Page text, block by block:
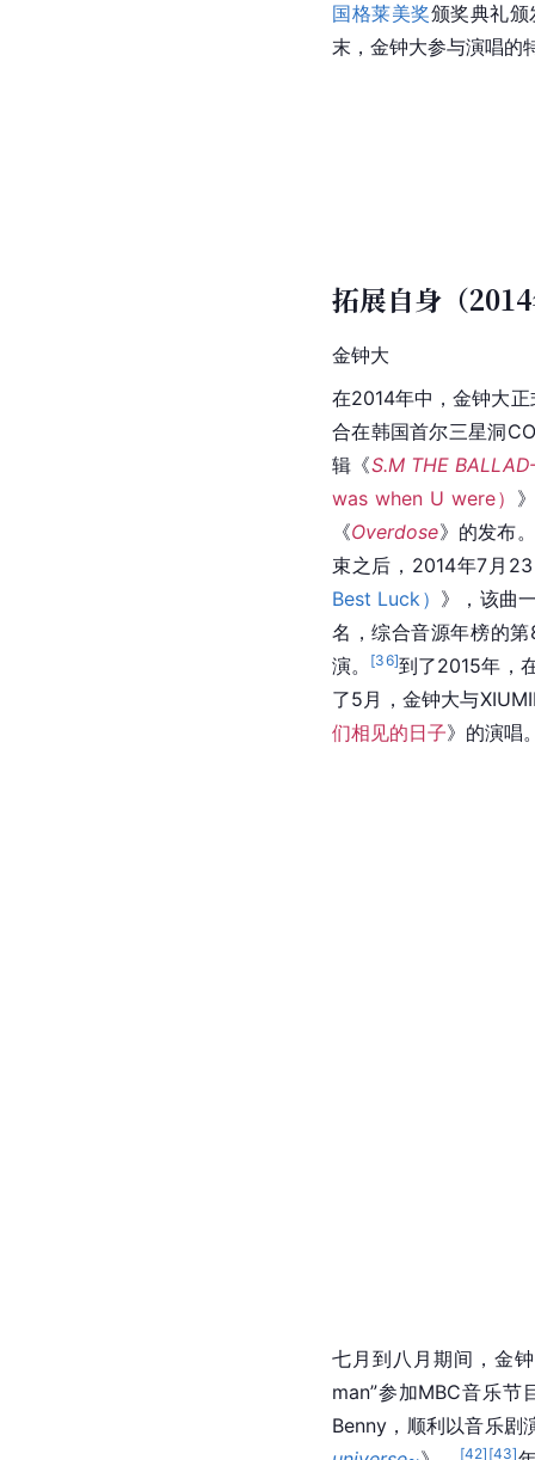
国格莱美奖颁奖典礼
末，金钟大参与演唱的
拓展自身（
金钟大
在2014年中，金钟大正
合在韩国首尔三星洞
辑《S.M THE
was when U were）
《Overdose》的发布
束之后，2014年7月
Best Luck） 》，该曲
名，综合音源年榜的
演。
[36]到了2015年，
了5月，金钟大与
们相见的日子》的演唱
七月到八月期间，金
man”参加MBC音乐节
Benny，顺利以音乐剧
[42] [43]